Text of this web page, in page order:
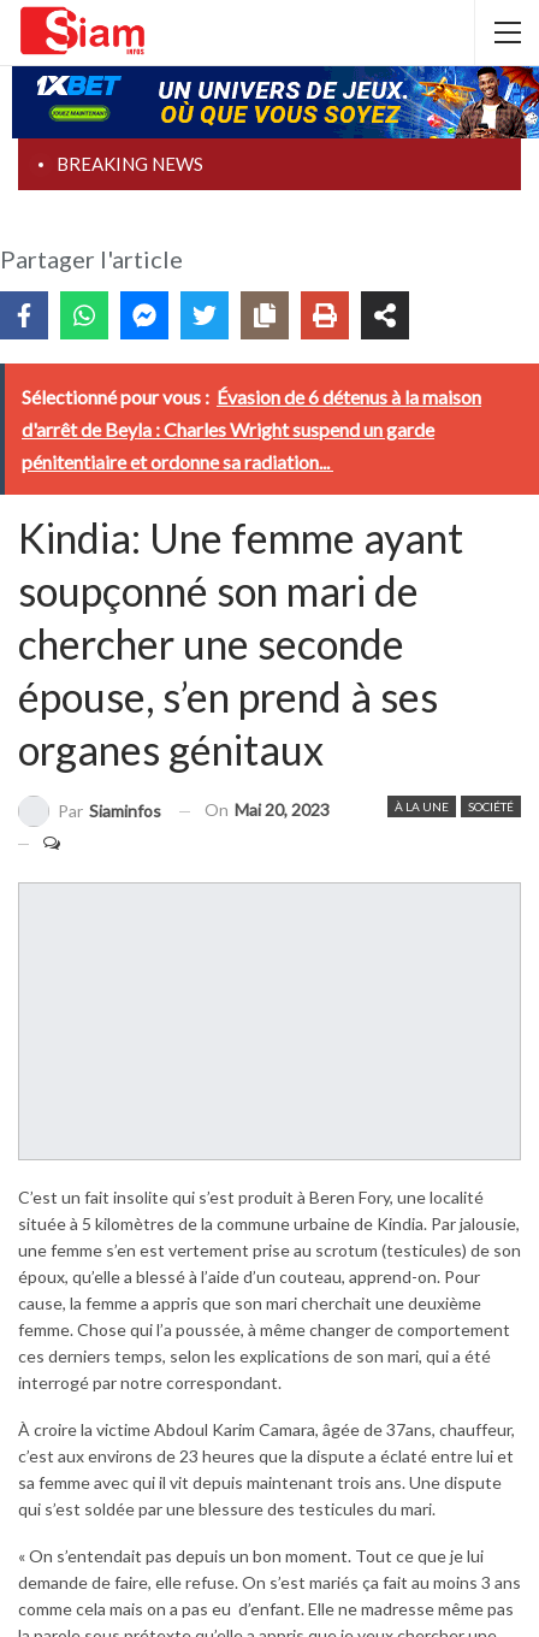
BREAKING NEWS
Partager l'article
Sélectionné pour vous : Évasion de 6 détenus à la maison
d'arrêt de Beyla : Charles Wright suspend un garde
pénitentiaire et ordonne sa radiation...
Kindia: Une femme ayant
soupçonné son mari de
chercher une seconde
épouse, s’en prend à ses
organes génitaux
À LA UNE SOCIÉTÉ
Par Siaminfos On Mai 20, 2023
C’est un fait insolite qui s’est produit à Beren Fory, une localité
située à 5 kilomètres de la commune urbaine de Kindia. Par jalousie,
une femme s’en est vertement prise au scrotum (testicules) de son
époux, qu’elle a blessé à l’aide d’un couteau, apprend-on. Pour
cause, la femme a appris que son mari cherchait une deuxième
femme. Chose qui l’a poussée, à même changer de comportement
ces derniers temps, selon les explications de son mari, qui a été
interrogé par notre correspondant.
À croire la victime Abdoul Karim Camara, âgée de 37ans, chauffeur,
c’est aux environs de 23 heures que la dispute a éclaté entre lui et
sa femme avec qui il vit depuis maintenant trois ans. Une dispute
qui s’est soldée par une blessure des testicules du mari.
« On s’entendait pas depuis un bon moment. Tout ce que je lui
demande de faire, elle refuse. On s’est mariés ça fait au moins 3 ans
comme cela mais on a pas eu d’enfant. Elle ne madresse même pas